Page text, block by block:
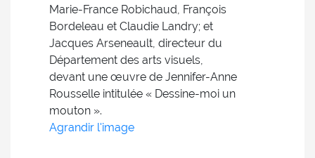
Marie-France Robichaud, François
Bordeleau et Claudie Landry; et
Jacques Arseneault, directeur du
Département des arts visuels,
devant une œuvre de Jennifer-Anne
Rousselle intitulée « Dessine-moi un
mouton ».
Agrandir l'image